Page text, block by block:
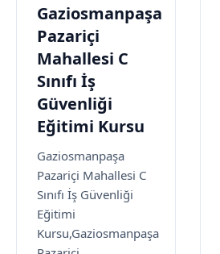
Gaziosmanpaşa
Pazariçi
Mahallesi C
Sınıfı İş
Güvenliği
Eğitimi Kursu
Gaziosmanpaşa
Pazariçi Mahallesi C
Sınıfı İş Güvenliği
Eğitimi
Kursu,Gaziosmanpaşa